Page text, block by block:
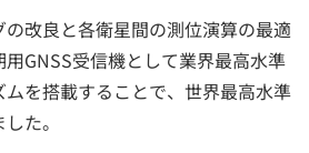
改良と各衛星間の測位演算の最適
GNSS受信機として業界最高水準
を搭載することで、世界最高水準
た。